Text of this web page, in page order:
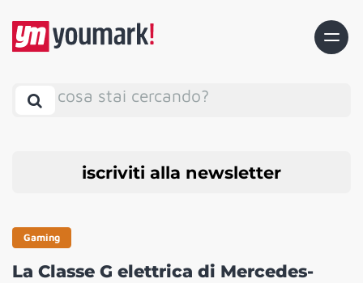
cosa stai cercando?
iscriviti alla newsletter
Gaming
La Classe G elettrica di Mercedes-